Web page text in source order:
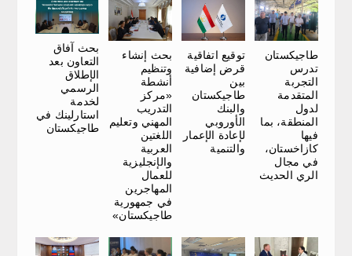
طاجيكستان
تدرس
التجربة
المتقدمة
لدول
المنطقة، بما
فيها
كازاخستان،
في مجال
الري الحديث
توقيع اتفاقية
قرض إضافية
بين
طاجيكستان
والبنك
الأوروبي
لإعادة الإعمار
والتنمية
بحث إنشاء
وتنظيم
أنشطة
«مركز
التدريب
المهني وتعليم
اللغتين
العربية
والإنجليزية
للعمال
المهاجرين
في جمهورية
طاجيكستان»
بحث آفاق
التعاون بعد
الإطلاق
الرسمي
لخدمة
استارلينك في
طاجيكستان